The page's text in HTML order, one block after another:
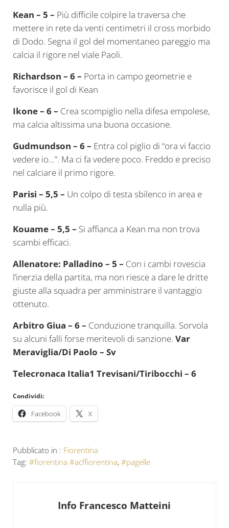
Kean – 5 – Più difficile colpire la traversa che
mettere in rete da venti centimetri il cross morbido
di Dodo. Segna il gol del momentaneo pareggio ma
calcia il rigore nel viale Paoli.
Richardson – 6 – Porta in campo geometrie e
favorisce il gol di Kean
Ikone – 6 – Crea scompiglio nella difesa empolese,
ma calcia altissima una buona occasione.
Gudmundson – 6 – Entra col piglio di “ora vi faccio
vedere io…”. Ma ci fa vedere poco. Freddo e preciso
nel calciare il primo rigore.
Parisi – 5,5 – Un colpo di testa sbilenco in area e
nulla più.
Kouame – 5,5 – Si affianca a Kean ma non trova
scambi efficaci.
Allenatore: Palladino – 5 – Con i cambi rovescia
l’inerzia della partita, ma non riesce a dare le dritte
giuste alla squadra per amministrare il vantaggio
ottenuto.
Arbitro Giua – 6 – Conduzione tranquilla. Sorvola
su alcuni falli forse meritevoli di sanzione. Var
Meraviglia/Di Paolo – Sv
Telecronaca Italia1 Trevisani/Tiribocchi – 6
Condividi:
Facebook X
Pubblicato in : Fiorentina
Tag: #fiorentina #acffiorentina, #pagelle
Info Francesco Matteini